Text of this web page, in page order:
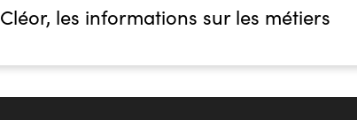
Cléor, les informations sur les métiers